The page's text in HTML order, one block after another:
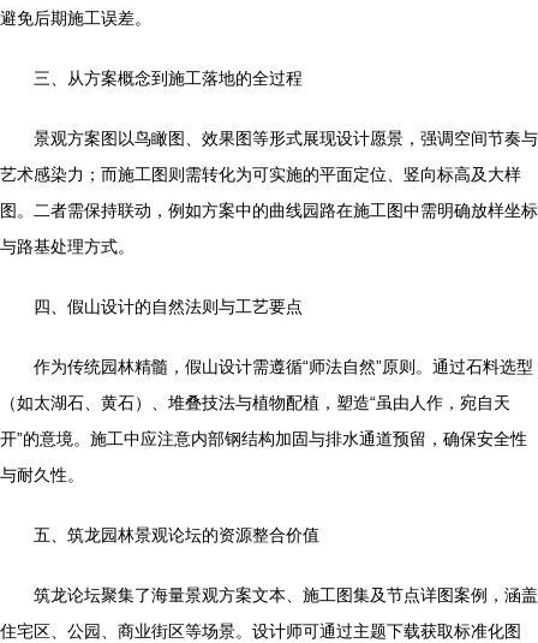
避免后期施工误差。
三、从方案概念到施工落地的全过程
景观方案图以鸟瞰图、效果图等形式展现设计愿景，强调空间节奏与
艺术感染力；而施工图则需转化为可实施的平面定位、竖向标高及大样
图。二者需保持联动，例如方案中的曲线园路在施工图中需明确放样坐标
与路基处理方式。
四、假山设计的自然法则与工艺要点
作为传统园林精髓，假山设计需遵循“师法自然”原则。通过石料选型
（如太湖石、黄石）、堆叠技法与植物配植，塑造“虽由人作，宛自天
开”的意境。施工中应注意内部钢结构加固与排水通道预留，确保安全性
与耐久性。
五、筑龙园林景观论坛的资源整合价值
筑龙论坛聚集了海量景观方案文本、施工图集及节点详图案例，涵盖
住宅区、公园、商业街区等场景。设计师可通过主题下载获取标准化图